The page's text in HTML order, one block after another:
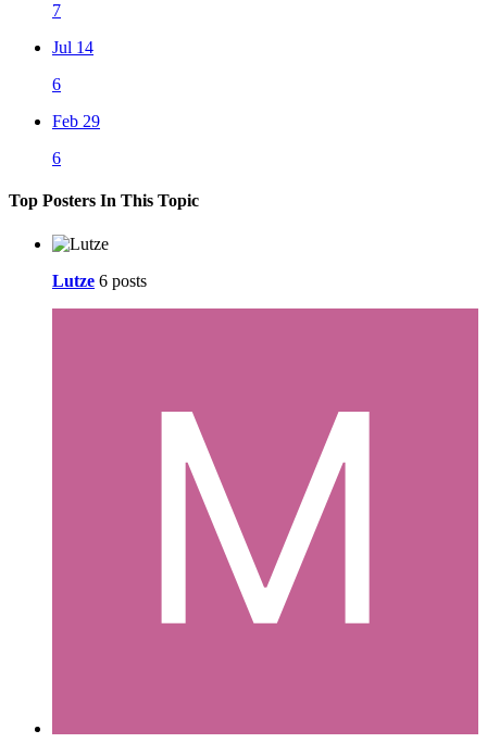
7
Jul 14
6
Feb 29
6
Top Posters In This Topic
Lutze 6 posts